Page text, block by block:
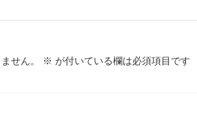
せん。 ※ が付いている欄は必須項目です